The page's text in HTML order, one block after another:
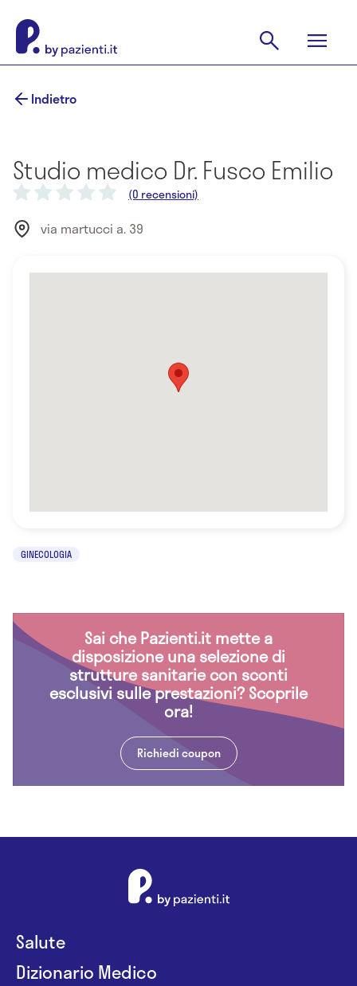
Indietro
Studio medico Dr. Fusco Emilio
(0 recensioni)
via martucci a. 39
GINECOLOGIA
Sai che Pazienti.it mette a
disposizione una selezione di
strutture sanitarie con sconti
esclusivi sulle prestazioni? Scoprile
ora!
Richiedi coupon
Salute
Dizionario Medico